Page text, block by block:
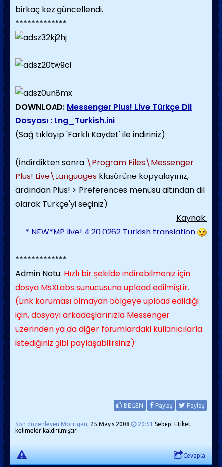
birkaç kez güncellendi.
*************
DOWNLOAD: Messenger Plus! Live Türkçe Dil
Dosyası : Lng_Turkish.ini
(Sağ tıklayıp 'Farklı Kaydet' ile indiriniz)
(İndirdikten sonra \Program Files\Messenger
Plus! Live\Languages klasörüne kopyalayınız,
ardından Plus! > Preferences menüsü altından dil
olarak Türkçe'yi seçiniz)
Kaynak:
* NEW*MP live! 4.20.0262 Turkish translation
*************
Admin Notu: Hızlı bir şekilde indirebilmeniz için
dosya MsXLabs sunucusuna upload edilmiştir.
(Link koruması olmayan bölgeye upload edildiği
için, dosyayı arkadaşlarınızla Messenger
üzerinden ya da diğer forumlardaki kullanıcılarla
istediğiniz gibi paylaşabilirsiniz)
BEĞEN Paylaş Paylaş
Son düzenleyen Morrigan; 25 Mayıs 2008 20:51 Sebep: Etiket
kelimeler kaldırılmıştır.
Cevapla